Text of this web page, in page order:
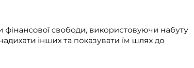
фінансової свободи, використовуючи набуту
інших та показувати їм шлях до